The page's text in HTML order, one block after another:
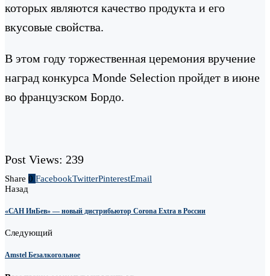
которых являются качество продукта и его
вкусовые свойства.
В этом году торжественная церемония вручение
наград конкурса Monde Selection пройдет в июне
во французском Бордо.
Post Views: 239
Share 0 FacebookTwitterPinterestEmail
Назад
«САН ИнБев» — новый дистрибьютор Corona Extra в России
Следующий
Amstel Безалкогольное